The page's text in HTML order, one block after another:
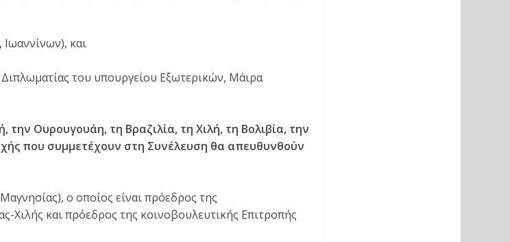
και
του υπουργείου Εξωτερικών, Μάιρα
την Ουρουγουάη, τη Βραζιλία, τη Χιλή, τη Βολιβία, την
που συμμετέχουν στη Συνέλευση θα απευθυνθούν
ο οποίος είναι πρόεδρος της
Χιλής και πρόεδρος της κοινοβουλευτικής Επιτροπής